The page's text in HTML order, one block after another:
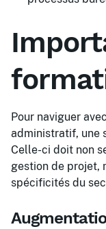
Pour naviguer
administratif, une
Celle-ci doit non
gestion de projet,
spécificités du